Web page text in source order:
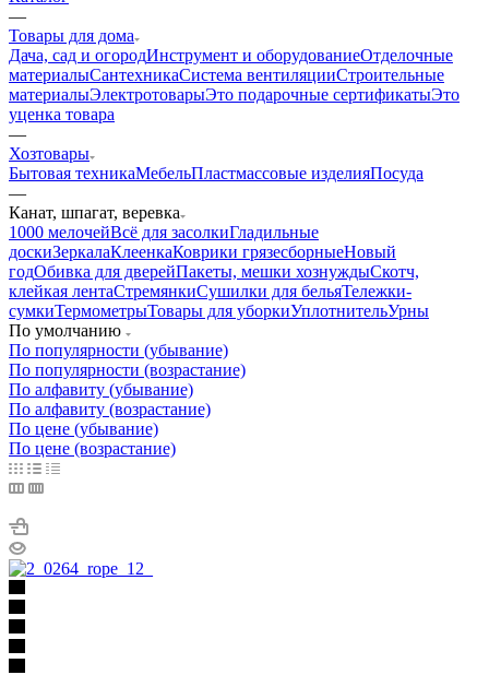
—
Товары для дома
Дача, сад и огородИнструмент и оборудованиеОтделочные
материалыСантехникаСистема вентиляцииСтроительные
материалыЭлектротоварыЭто подарочные сертификатыЭто
уценка товара
—
Хозтовары
Бытовая техникаМебельПластмассовые изделияПосуда
—
Канат, шпагат, веревка
1000 мелочейВсё для засолкиГладильные
доскиЗеркалаКлеенкаКоврики грязесборныеНовый
годОбивка для дверейПакеты, мешки хознуждыСкотч,
клейкая лентаСтремянкиСушилки для бельяТележки-
сумкиТермометрыТовары для уборкиУплотнительУрны
По умолчанию
По популярности (убывание)
По популярности (возрастание)
По алфавиту (убывание)
По алфавиту (возрастание)
По цене (убывание)
По цене (возрастание)